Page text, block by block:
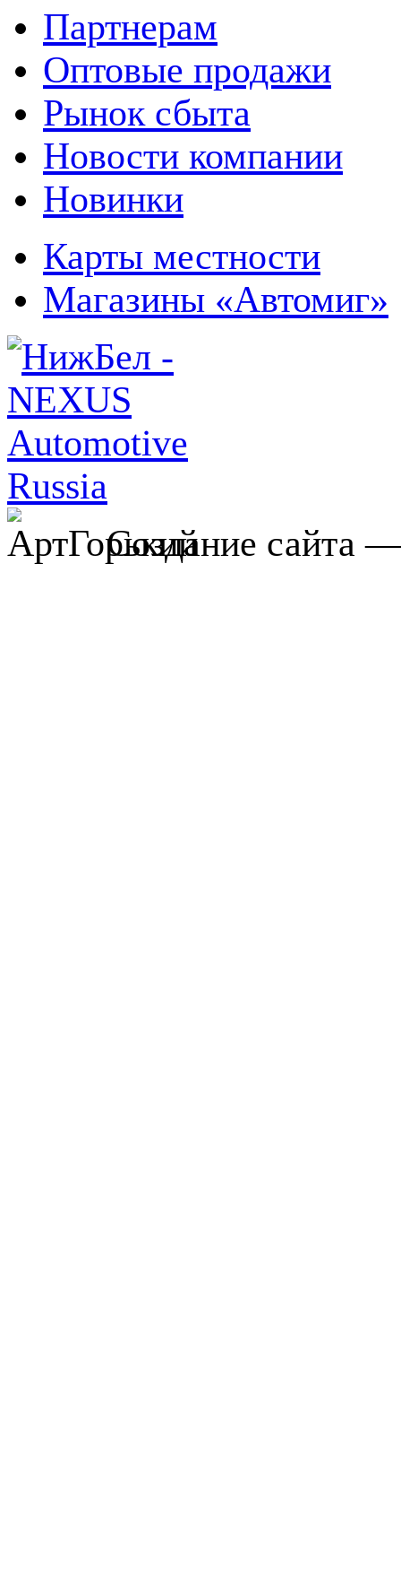
Партнерам
Оптовые продажи
Рынок сбыта
Новости компании
Новинки
Карты местности
Магазины «Автомиг»
Создание сайта